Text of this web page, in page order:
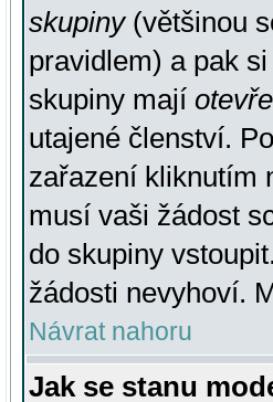
skupiny(většinou
pravidlem) a pak
skupiny mají
utajené členství.
zařazení kliknutím
musí vaši žádost
do skupiny
žádosti nevyhoví.
Návrat nahoru
Jak se stanu